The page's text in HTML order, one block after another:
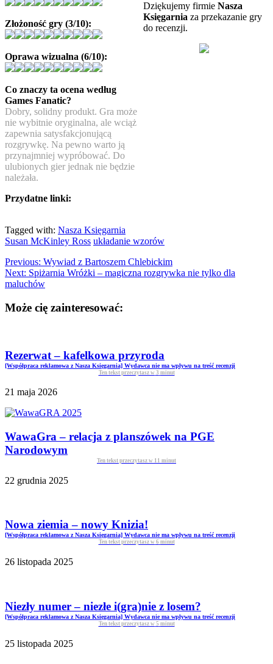
Dziękujemy firmie Nasza
Księgarnia za przekazanie gry
do recenzji.
Złożoność gry (3/10):
Oprawa wizualna (6/10):
Co znaczy ta ocena według
Games Fanatic?
Dobry, solidny produkt. Gra może
nie wybitnie oryginalna, ale wciąż
zapewnia satysfakcjonującą
rozgrywkę. Na pewno warto ją
przynajmniej wypróbować. Do
ulubionych gier jednak nie będzie
należała.
Przydatne linki:
Tagged with: Nasza Księgarnia
Susan McKinley Ross układanie wzorów
Previous: Wywiad z Bartoszem Chlebickim
Next: Spiżarnia Wróżki – magiczna rozgrywka nie tylko dla
maluchów
Może cię zainteresować:
Rezerwat – kafelkowa przyroda
[Współpraca reklamowa z Nasza Księgarnia] Wydawca nie ma wpływu na treść recenzji
Ten tekst przeczytasz w 3 minut
21 maja 2026
WawaGra – relacja z planszówek na PGE
Narodowym
Ten tekst przeczytasz w 11 minut
22 grudnia 2025
Nowa ziemia – nowy Knizia!
[Współpraca reklamowa z Nasza Księgarnia] Wydawca nie ma wpływu na treść recenzji
Ten tekst przeczytasz w 6 minut
26 listopada 2025
Niezły numer – niezłe i(gra)nie z losem?
[Współpraca reklamowa z Nasza Księgarnia] Wydawca nie ma wpływu na treść recenzji
Ten tekst przeczytasz w 5 minut
25 listopada 2025